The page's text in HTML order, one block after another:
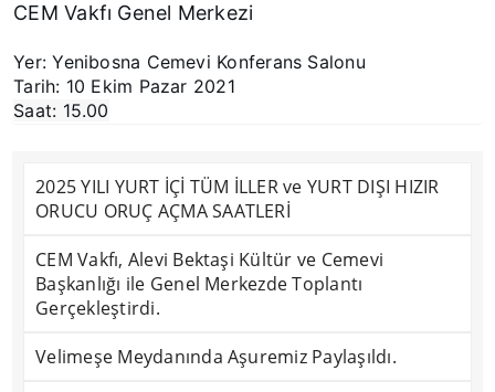
CEM Vakfı Genel Merkezi
Yer: Yenibosna Cemevi Konferans Salonu
Tarih: 10 Ekim Pazar 2021
Saat: 15.00
2025 YILI YURT İÇİ TÜM İLLER ve YURT DIŞI HIZIR
ORUCU ORUÇ AÇMA SAATLERİ
CEM Vakfı, Alevi Bektaşi Kültür ve Cemevi
Başkanlığı ile Genel Merkezde Toplantı
Gerçekleştirdi.
Velimeşe Meydanında Aşuremiz Paylaşıldı.